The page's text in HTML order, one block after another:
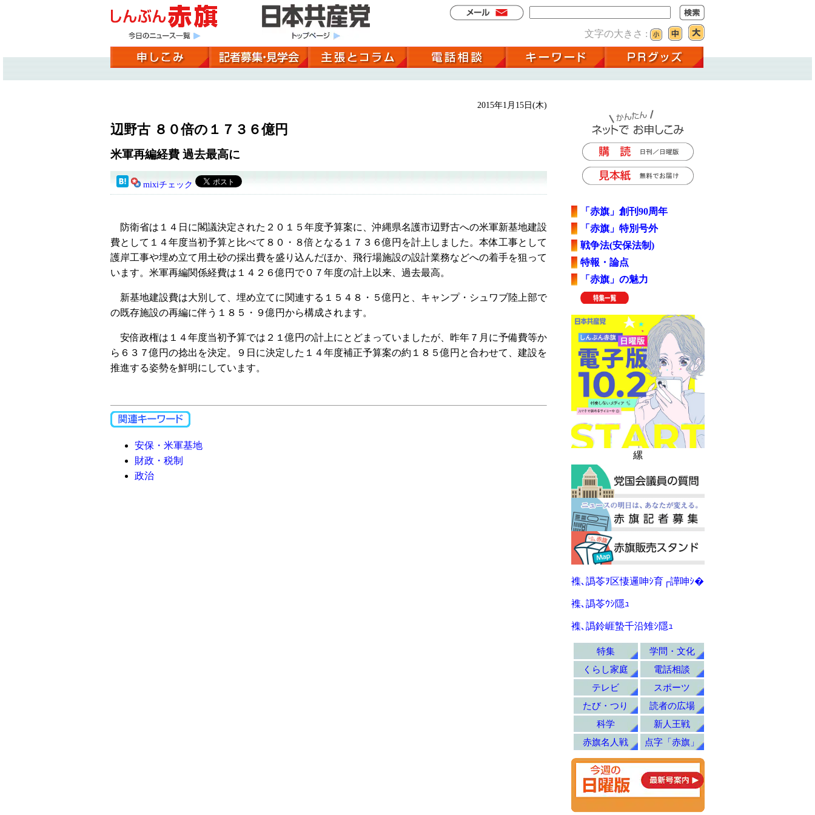
文字の大きさ :
2015年1月15日(木)
辺野古 ８０倍の１７３６億円
米軍再編経費 過去最高に
mixiチェック
防衛省は１４日に閣議決定された２０１５年度予算案に、沖縄県名護市辺野古への米軍新基地建設
費として１４年度当初予算と比べて８０・８倍となる１７３６億円を計上しました。本体工事として
護岸工事や埋め立て用土砂の採出費を盛り込んだほか、飛行場施設の設計業務などへの着手を狙って
います。米軍再編関係経費は１４２６億円で０７年度の計上以来、過去最高。
新基地建設費は大別して、埋め立てに関連する１５４８・５億円と、キャンプ・シュワブ陸上部で
の既存施設の再編に伴う１８５・９億円から構成されます。
安倍政権は１４年度当初予算では２１億円の計上にとどまっていましたが、昨年７月に予備費等か
ら６３７億円の捻出を決定。９日に決定した１４年度補正予算案の約１８５億円と合わせて、建設を
推進する姿勢を鮮明にしています。
安保・米軍基地
財政・税制
政治
「赤旗」創刊90周年
「赤旗」特別号外
戦争法(安保法制)
特報・論点
「赤旗」の魅力
縲
襍､譌苓ｦ区悽邏呻ｼ育┌譁呻ｼ�
襍､譌苓ｳｼ隱ｭ
襍､譌鈴崕蟄千沿雉ｼ隱ｭ
特集
学問・文化
くらし家庭
電話相談
テレビ
スポーツ
たび・つり
読者の広場
科学
新人王戦
赤旗名人戦
点字「赤旗」